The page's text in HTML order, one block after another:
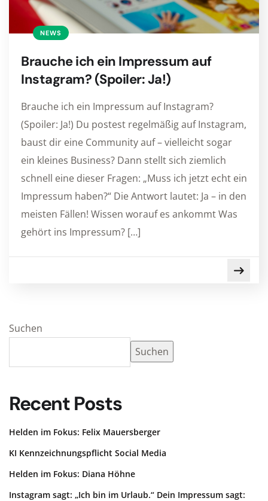
NEWS
Brauche ich ein Impressum auf
Instagram? (Spoiler: Ja!)
Brauche ich ein Impressum auf Instagram?
(Spoiler: Ja!) Du postest regelmäßig auf Instagram,
baust dir eine Community auf – vielleicht sogar
ein kleines Business? Dann stellt sich ziemlich
schnell eine dieser Fragen: „Muss ich jetzt echt ein
Impressum haben?“ Die Antwort lautet: Ja – in den
meisten Fällen! Wissen worauf es ankommt Was
gehört ins Impressum? […]
Suchen
Suchen
Recent Posts
Helden im Fokus: Felix Mauersberger
KI Kennzeichnungspflicht Social Media
Helden im Fokus: Diana Höhne
Instagram sagt: „Ich bin im Urlaub.“ Dein Impressum sagt: